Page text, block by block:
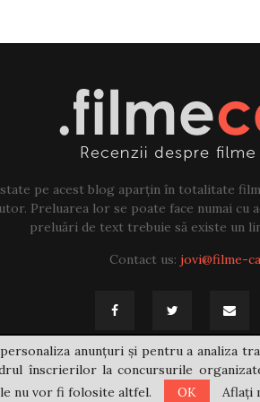
pe acest blog aparțin în totalitate
Preluarea lor se poate face numai cu
preluări de text trebuie să existe un
Contact us: jovi@filme-
@2021 - filme-carti.ro
anunțuri și pentru a analiza
înscrierilor la concursurile
nu vor fi folosite altfel.
OK Aflați